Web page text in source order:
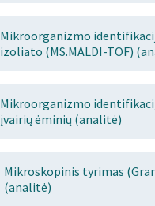
Mikroorganizmo
izoliato (MS.MALDI-TOF)
Mikroorganizmo
įvairių ėminių (analitė)
Mikroskopinis tyrimas
(analitė)